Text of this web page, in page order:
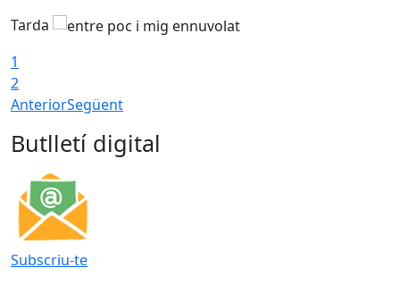
Tarda
1
2
AnteriorSegüent
Butlletí digital
Subscriu-te